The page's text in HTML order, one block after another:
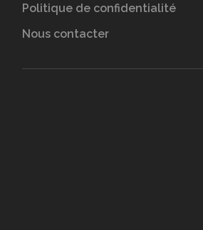
Politique de confidentialité
Nous contacter